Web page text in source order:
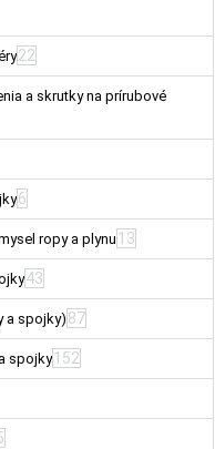
22
a skrutky na prírubové
6
ropy a plynu 13
43
a spojky) 87
spojky 152